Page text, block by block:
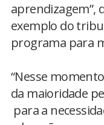
aprendizagem”,
exemplo do
programa para
“Nesse
da maioridade
para a